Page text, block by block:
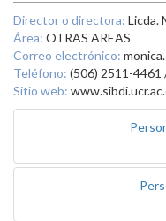
Director o directora: Licda.
Área: OTRAS AREAS
Correo electrónico:
Teléfono: (506) 2511-4461
Sitio web: